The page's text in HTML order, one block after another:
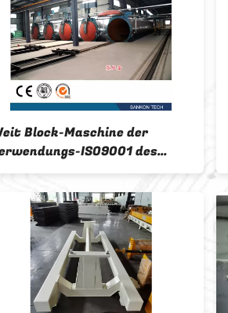
Block-Maschine der
ISO9001 des
Autoklav-AAC